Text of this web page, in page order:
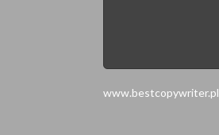
www.bestcopywriter.pl